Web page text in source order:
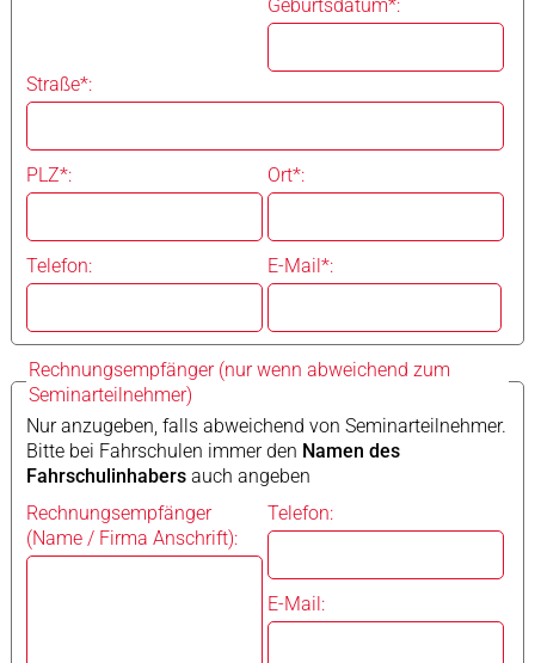
Geburtsdatum*:
Straße*:
PLZ*: Ort*:
Telefon: E-Mail*:
Rechnungsempfänger (nur wenn abweichend zum
Seminarteilnehmer)
Nur anzugeben, falls abweichend von Seminarteilnehmer.
Bitte bei Fahrschulen immer den Namen des
Fahrschulinhabersauch angeben
Rechnungsempfänger
(Name / Firma Anschrift):
Telefon:
E-Mail: